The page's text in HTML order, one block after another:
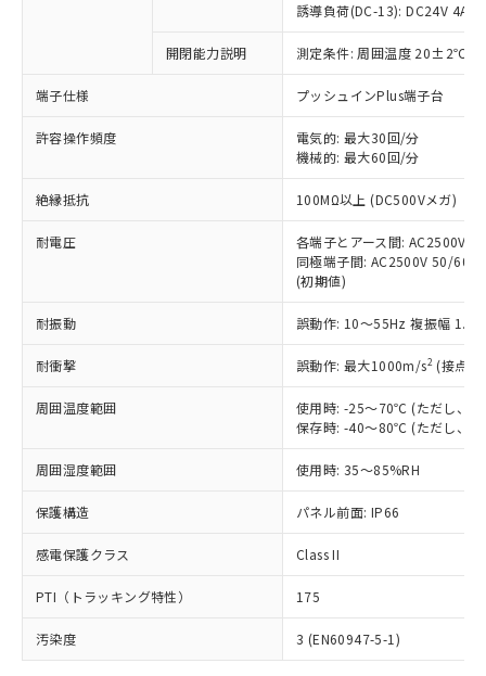
誘導負荷(DC-13): DC24V 4A/
開閉能力説明 測定条件: 周囲温度 20±2℃、
端子仕様 プッシュインPlus端子台
許容操作頻度
電気的: 最大30回/分
機械的: 最大60回/分
絶縁抵抗 100MΩ以上 (DC500Vメガ)
耐電圧
各端子とアース間: AC2500V
同極端子間: AC2500V 50/
(初期値)
耐振動 誤動作: 10～55Hz 複振幅
耐衝撃 誤動作: 最大1000m/s2 (接点
周囲温度範囲
使用時: -25～70℃ (ただし、氷
保存時: -40～80℃ (ただし、氷
周囲湿度範囲 使用時: 35～85%RH
保護構造 パネル前面: IP66
感電保護クラス Class II
PTI（トラッキング特性） 175
汚染度 3 (EN60947-5-1)
以下の条件をお読みいただき、同意のうえ
本サービスは、当社制御機器事業取扱
商品の当社在庫状況および標準価格
(税抜)を提供させていただくもので
当社制御機器事業取扱商品の中には、
本サービスの対象外となる商品もある
ことをご了承ください。
在庫状況および標準価格照会結果は、
記載している更新日時点での社内デー
タに基づき作成されるものであり、閲
覧された時点での実際の在庫および標
準価格とは異なる場合があることをご
正式な納期状況および標準価格はお客
様のお取引先、またはお客様担当のオ
ムロン制御機器販売店・当社販売員に
オムロン制御機器販売店や当社販売拠
販売ネットワーク
」をご確認
ください。
在庫状況および標準価格結果を当社の
事前の承諾なく第三者に漏洩または開
示しないようお願いします。
マイパーツ機能（部品リスト作成サー
ビス）をご利用いただくには、I-Web
対応予定なし：EU RoHS指令（10物質）の
非含有に非対応の商品で、対応品を出す予
調査・確認中：EU RoHS指令（10物質）の
非含有の対応状況を調査中または確認中の
商品です。
害物質有無と関係のない商品です。
仕入先様の事情により、非含有部品として
いたものが、含有品と判明した場合などや
むを得ず変更することがあります。
鉛(Pb) 1000ppm以下、 水銀(Hg) 1000ppm以下、 カド
六価クロム(Cr(Ⅵ)) 1000ppm以下、ポリ臭化ビフェニル
類(PBB) 1000ppm以下、ポリ臭化ジフェニルエーテル類
(PBDE) 1000ppm以下、フタル酸ビス(2-エチルヘキシ
ル) (DEHP)(別名：DOP) 1000ppm以下、フタル酸ブチ
ルベンジル（BBP） 1000ppm以下、フタル酸ジブチル
（DBP） 1000ppm以下、フタル酸ジイソブチル
但し、RoHS指令で産業用監視および制御機器に対する
フタル酸エステル類の４物質については閾値を超える意
図的な使用がないことを確認しています。
※2 対応予定月
部品在庫の切り替え状況などにより、予定
月が前後することがあります。
「○」：最大均質材料含有率が中国RoHSの
基準値以下であることを示します。
「×」：最大均質材料含有率が中国RoHSの
基準値を超えていることを示します。
「－」：未確認です。当社販売部門へお問
*中国RoHS10物質の基準値 (GB/T26572)：
Pb(鉛) :1000ppm、 Hg(水銀) : 1000ppm、 Cd(カドミウ
Cr(Ⅵ)(六価クロム) : 1000ppm、 PBBs(ポリ臭化ビフェ
ニル類) : 1000ppm、 PBDEs(ポリ臭化ジフェニルエーテ
ル類) : 1000ppm、
DBP(フタル酸ジブチル) : 1000ppm、 DIBP(フタル酸ジ
DEHP(フタル酸ビス(2-エチルヘキシル)) : 1000ppm
「ｅ」：有害物質（10物質）のすべてが基
準値以下であることを示します。
「10」：通常の使用状況下において有害物
質が外部に漏えいし、環境に深刻な影響を
当社は、これら貴社製品のうち、外国
為替および外国貿易法に定める商品
（以下｢規制貨物等」という）を輸出
または国外への提供する場合は、日本
国政府の輸出許可(または役務取引許
可)を取得するなどの必要な手続きを
当社は規制貨物を破棄する場合は、完
全に破砕するなど、違法に輸出されな
いよう必要な手段を講じます。
当社は貴社製品を、核兵器、ミサイ
ル、化学兵器、生物兵器またはその他
武器並びにこれらの製造装置等に一切
当社は、貴社製品を第三者に販売する
場合は、上記1、2および3の内容を当
該第三者に通知します。また当社は、
販売先および販売に係わる関係者が違
法に輸出するおそれがある場合は、取
一定数以上の在庫あり
一定数には満たないが在庫あり
在庫なし(最新の在庫状況につ
いては、お客様のお取引先、ま
たはお客様担当のオムロン制御
機器販売店・当社販売員にご確
認ください)
白
受注生産機種、また在庫状況の
情報を公開していない機種